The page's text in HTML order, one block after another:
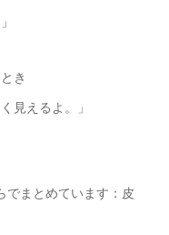
き
見えるよ。」
でまとめています：皮